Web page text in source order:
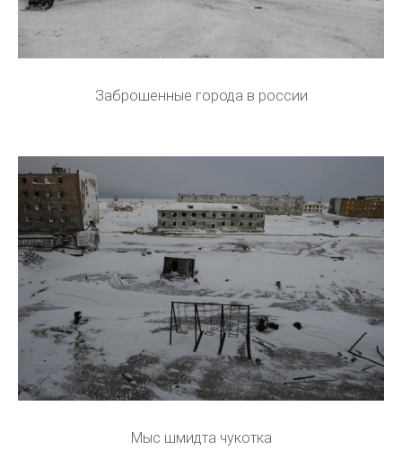
Заброшенные города в россии
Мыс шмидта чукотка